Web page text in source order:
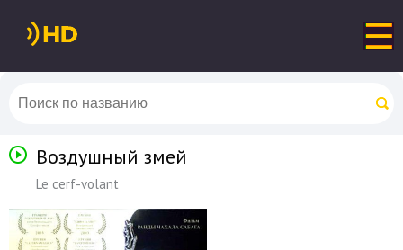
Воздушный змей
Le cerf-volant